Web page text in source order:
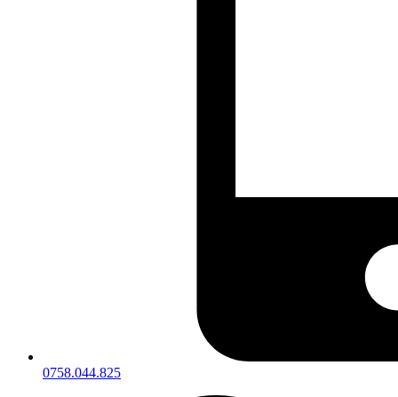
0758.044.825